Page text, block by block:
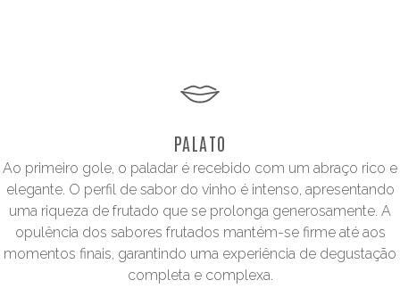
PALATO
Ao primeiro gole, o paladar é recebido com um abraço rico e
elegante. O perfil de sabor do vinho é intenso, apresentando
uma riqueza de frutado que se prolonga generosamente. A
opulência dos sabores frutados mantém-se firme até aos
momentos finais, garantindo uma experiência de degustação
completa e complexa.